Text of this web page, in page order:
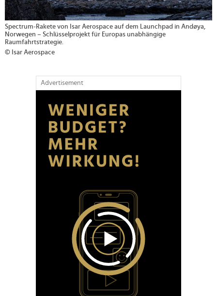
Spectrum-Rakete von Isar Aerospace auf dem Launchpad in Andøya,
Norwegen – Schlüsselprojekt für Europas unabhängige
Raumfahrtstrategie.
© Isar Aerospace
Advertisement